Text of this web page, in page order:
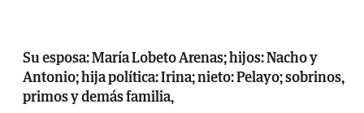
Su esposa: María Lobeto Arenas; hijos: Nacho y
Antonio; hija política: Irina; nieto: Pelayo; sobrinos,
primos y demás familia,